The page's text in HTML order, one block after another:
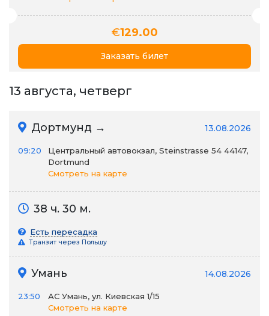
€129.00
Заказать билет
13 августа, четверг
Дортмунд → 13.08.2026
09:20
Центральный автовокзал, Steinstrasse 54 44147,
Dortmund
Смотреть на карте
38 ч. 30 м.
Есть пересадка
Транзит через Польшу
Умань 14.08.2026
23:50
АС Умань, ул. Киевская 1/15
Смотреть на карте